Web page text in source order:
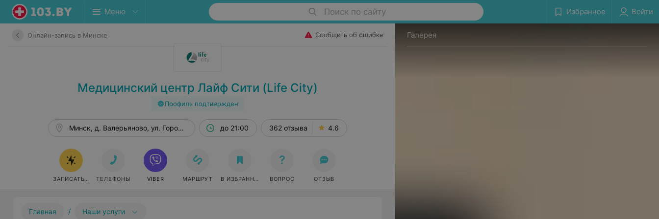
Меню Поиск по сайту Избранное Войти
Онлайн-запись в Минске Сообщить об ошибке
Медицинский центр Лайф Сити (Life City)
Профиль подтвержден
Минск, д. Валерьяново, ул. Городская, 5А до 21:00 362 отзыва 4.6
ЗАПИСАТЬСЯ ОНЛАЙН
ТЕЛЕФОНЫ VIBER МАРШРУТ В ИЗБРАННОЕ ВОПРОС ОТЗЫВ
Главная / Наши услуги
Галерея